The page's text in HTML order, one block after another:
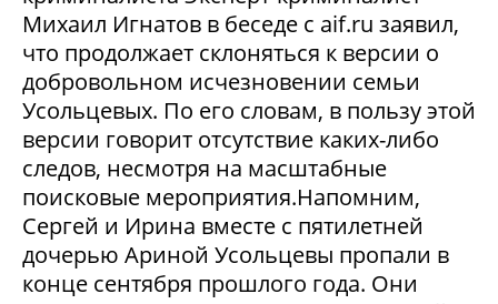
Михаил Игнатов в беседе с aif.ru заявил,
что продолжает склоняться к версии о
добровольном исчезновении семьи
Усольцевых. По его словам, в пользу этой
версии говорит отсутствие каких-либо
следов, несмотря на масштабные
поисковые мероприятия.Напомним,
Сергей и Ирина вместе с пятилетней
дочерью Ариной Усольцевы пропали в
конце сентября прошлого года. Они